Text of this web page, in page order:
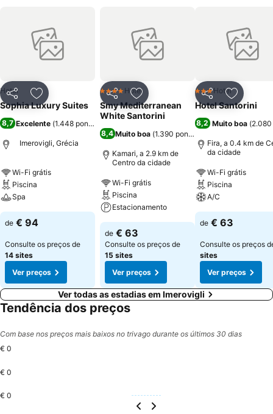
PartilharAdicionar aos favoritos
Hotel
Sophia Luxury Suites
8,7 Excelente (1.448 pontuações
Imerovigli, Grécia
Wi-Fi grátis
Piscina
Spa
de € 94
Consulte os preços de
14 sites
Ver preços
PartilharAdicionar aos favoritos
4 EstrelasHotel
Smy Mediterranean
White Santorini
8,4 Muito boa (1.390 pontuações
Kamari, a 2.9 km de
Centro da cidade
Wi-Fi grátis
Piscina
Estacionamento
de € 63
Consulte os preços de
15 sites
Ver preços
Partilhar
3 Estrelas
Hotel
Hotel Santorini
8,2 Muito boa (2.080
Fira, a 0.4 km de
da cidade
Wi-Fi grátis
Piscina
A/C
de € 63
Consulte os preços
sites
Ver preços
Ver todas as estadias em Imerovigli
Tendência dos preços
Com base nos preços mais baixos no trivago durante os últimos 30 dias
€ 0
€ 0
€ 0